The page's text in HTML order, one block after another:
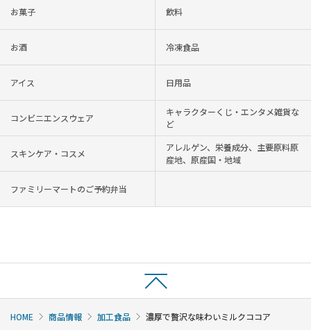
お菓子 飲料
お酒 冷凍食品
アイス 日用品
コンビニエンスウェア
キャラクターくじ・エンタメ雑貨な
ど
スキンケア・コスメ
アレルゲン、栄養成分、主要原料原
産地、原産国・地域
ファミリーマートのご予約弁当
HOME 商品情報 加工食品 濃厚で贅沢な味わいミルクココア